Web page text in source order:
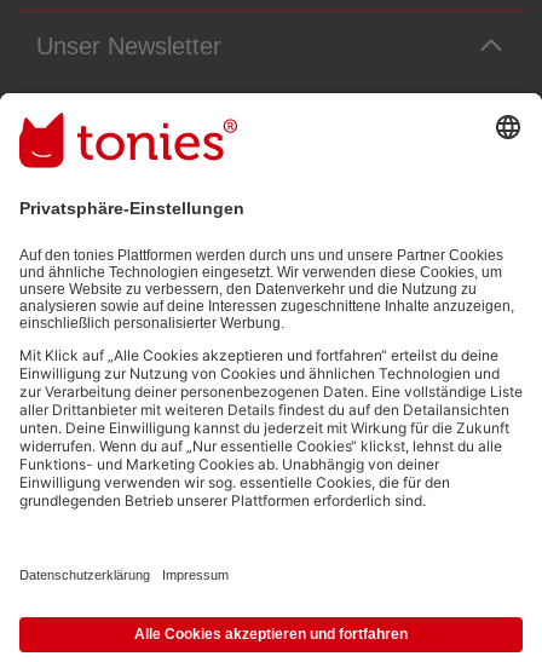
Unser Newsletter
E-Mail-Addresse
Mit dem Absenden abonnierst du unseren E-Mail-Newsletter, der auf
und den von dir zu Werbezwecken bereitgestellten
Interaktionsinformationen (z.B. Abspielinformationen) basiert. Du
kannst den Newsletter jederzeit kostenlos abbestellen.
Datenschutzbestimmungen.
Bezahlmethoden:
© 2026 tonies GmbH